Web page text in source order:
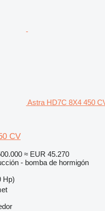
Astra HD7C 8X4 450
CV
≈ EUR 45.270
- bomba de hormigón
Hp)